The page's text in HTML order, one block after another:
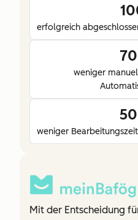
erfolgreich
weniger
weniger
Mit der Entscheidung